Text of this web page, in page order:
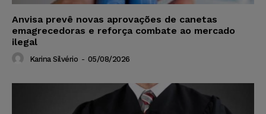
Anvisa prevê novas aprovações de canetas
emagrecedoras e reforça combate ao mercado
ilegal
Karina Silvério - 05/08/2026